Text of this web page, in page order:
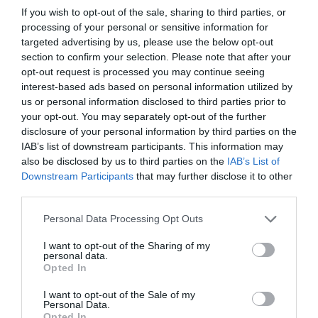
If you wish to opt-out of the sale, sharing to third parties, or
processing of your personal or sensitive information for
targeted advertising by us, please use the below opt-out
section to confirm your selection. Please note that after your
opt-out request is processed you may continue seeing
interest-based ads based on personal information utilized by
us or personal information disclosed to third parties prior to
your opt-out. You may separately opt-out of the further
disclosure of your personal information by third parties on the
IAB’s list of downstream participants. This information may
also be disclosed by us to third parties on the IAB’s List of
Downstream Participants that may further disclose it to other
Personal Data Processing Opt Outs
I want to opt-out of the Sharing of my
personal data.
Opted In
I want to opt-out of the Sale of my
Personal Data.
Ministrul de Externe, Titus Corlăţean, a făcut un
anunţ surprinzător: „România va renunţa la aderarea
la spaţiul Schengen dacă nu va fi primită la Consiliul
de Justiţie şi Afaceri Interne (JAI) care va avea loc la
Bruxelles, între 7 şi 8 martie“.
„Dacă noi nu vom obţine o decizie corectă, legitimă,
înseamnă faptul că acest proces bazat pe nişte
criterii de vechime, pe un Tratat European, nu mai
este credibil. Nu mai este credibil, nu mai sunt
interesat să fac parte din acest proces“, a explicat
Corlăţean. „Cum am trăit fără Schengen, putem să
Externe. Declaraţia a atras critici de la Palatul